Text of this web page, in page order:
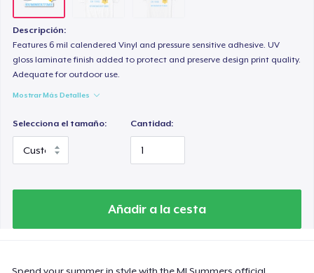
Descripción:
Features 6 mil calendered Vinyl and pressure sensitive adhesive. UV
gloss laminate finish added to protect and preserve design print quality.
Adequate for outdoor use.
Mostrar Más Detalles
Selecciona el tamaño: Cantidad:
Añadir a la cesta